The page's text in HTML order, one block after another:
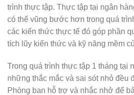
trình thực tập. Thực tập tại ngân
có thể vũng bước hơn trong quá
các kiến thức thực tế đó góp phần
tích lũy kiến thức và kỹ năng mềm
Trong quá trình thực tập 1 tháng tại
những thắc mắc và sai sót nhỏ đều
Phòng ban hỗ trợ và nhắc nhở để